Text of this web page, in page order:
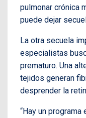
pulmonar crónica
puede dejar
La otra secuela
especialistas
prematuro. Una
tejidos generan
desprender la
“Hay un